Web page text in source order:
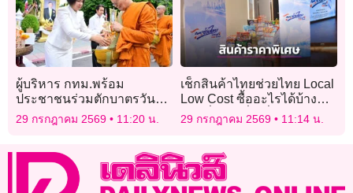
ผู้บริหาร กทม.พร้อม
ประชาชนร่วมตักบาตรวัน
อาสาฬหบูชา 69 รูป
29 กรกฎาคม 2569 11:20 น.
เช็กสินค้าไทยช่วยไทย Local
Low Cost ซื้ออะไรได้บ้าง
ขายที่ไหน เริ่มเมื่อไหร่
29 กรกฎาคม 2569 11:14 น.